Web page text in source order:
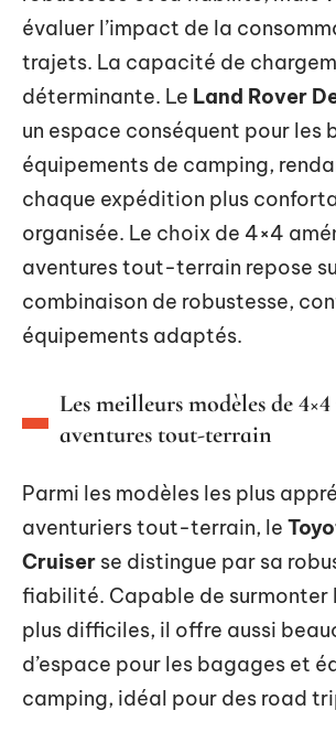
évaluer l’impact de la
trajets. La capacité de
déterminante. Le Land Rover
un espace conséquent pour les
équipements de camping,
chaque expédition plus
organisée. Le choix de 4×4
aventures tout-terrain repose
combinaison de robustesse,
équipements adaptés.
Les meilleurs modèles de
aventures tout-terrain
Parmi les modèles les plus
aventuriers tout-terrain, le
Cruiser se distingue par sa
fiabilité. Capable de surmonter
plus difficiles, il offre aussi
d’espace pour les bagages et
camping, idéal pour des road